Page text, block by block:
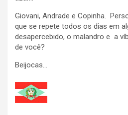
Giovani, Andrade e Copinha.
que se repete todos os dias em
desapercebido, o malandro e a
de você?
Beijocas…